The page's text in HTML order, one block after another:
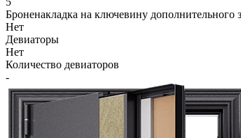
Броненакладка на ключевину дополнительного
Нет
Девиаторы
Нет
Количество девиаторов
-